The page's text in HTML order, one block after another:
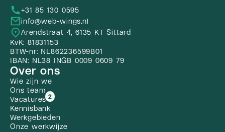
+31 85 130 0595
info@web-wings.nl
Arendstraat 4, 6135 KT Sittard
KvK: 81831153
BTW-nr: NL862236599B01
IBAN: NL38 INGB 0009 0609 79
Over ons
Wie zijn we
Ons team
Vacatures 2
Kennisbank
Werkgebieden
Onze werkwijze